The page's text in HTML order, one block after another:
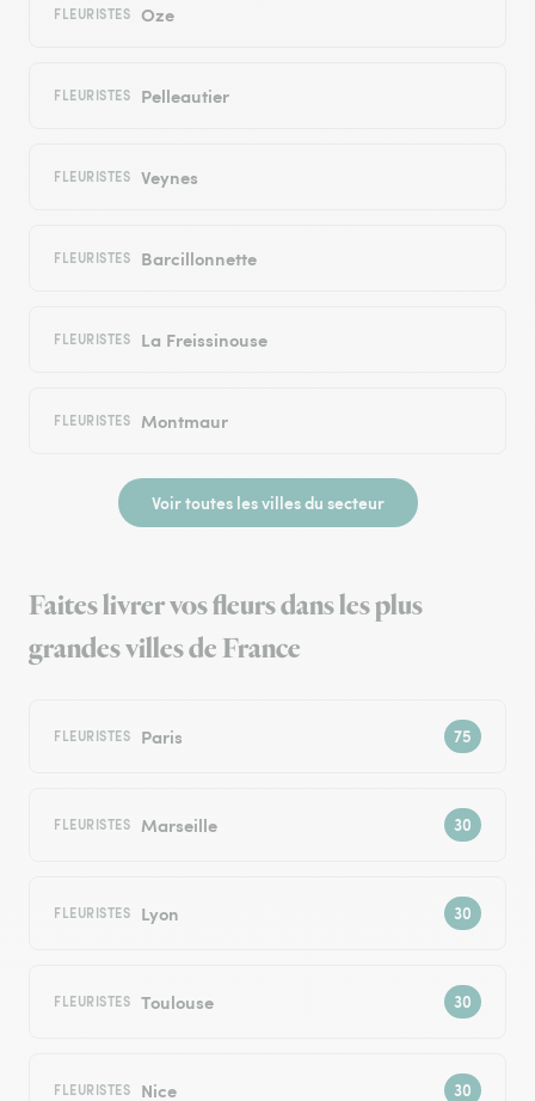
FLEURISTES Oze
FLEURISTES Pelleautier
FLEURISTES Veynes
FLEURISTES Barcillonnette
FLEURISTES La Freissinouse
FLEURISTES Montmaur
Voir toutes les villes du secteur
Faites livrer vos fleurs dans les plus
grandes villes de France
FLEURISTES Paris
FLEURISTES Marseille
FLEURISTES Lyon
FLEURISTES Toulouse
FLEURISTES Nice